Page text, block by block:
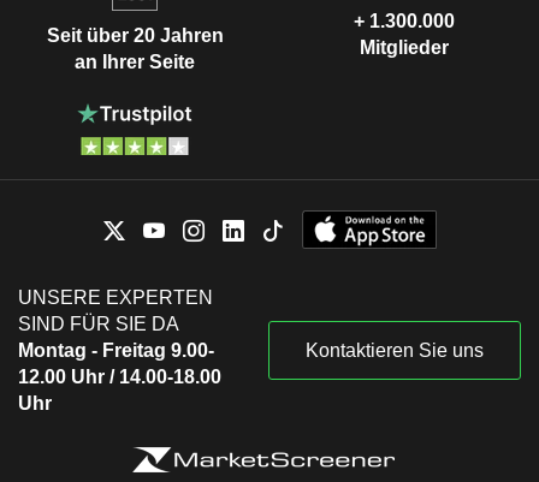
Seit über 20 Jahren
an Ihrer Seite
+ 1.300.000
Mitglieder
UNSERE EXPERTEN
SIND FÜR SIE DA
Montag - Freitag 9.00-
12.00 Uhr / 14.00-18.00
Uhr
Kontaktieren Sie uns